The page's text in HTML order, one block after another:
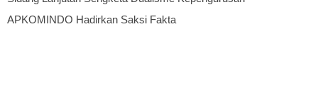
APKOMINDO Hadirkan Saksi Fakta